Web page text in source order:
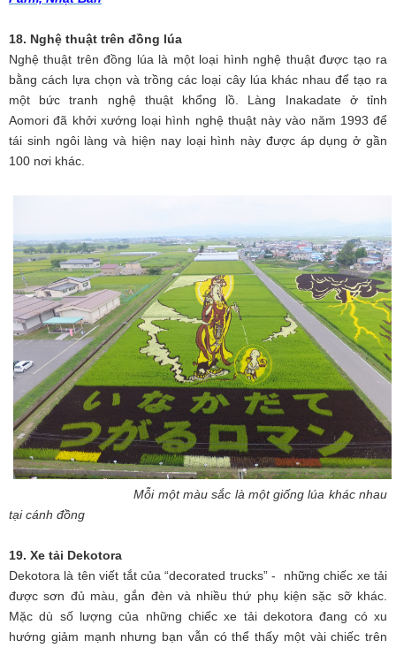
18. Nghệ thuật trên đồng lúa
Nghệ thuật trên đồng lúa là một loại hình nghệ thuật được tạo ra
bằng cách lựa chọn và trồng các loại cây lúa khác nhau để tạo ra
một bức tranh nghệ thuật khổng lồ. Làng Inakadate ở tỉnh
Aomori đã khởi xướng loại hình nghệ thuật này vào năm 1993 để
tái sinh ngôi làng và hiện nay loại hình này được áp dụng ở gần
100 nơi khác.
Mỗi một màu sắc là một giống lúa khác nhau
tại cánh đồng
19. Xe tải Dekotora
Dekotora là tên viết tắt của “decorated trucks” - những chiếc xe tải
được sơn đủ màu, gắn đèn và nhiều thứ phụ kiện sặc sỡ khác.
Mặc dù số lượng của những chiếc xe tải dekotora đang có xu
hướng giảm mạnh nhưng bạn vẫn có thể thấy một vài chiếc trên